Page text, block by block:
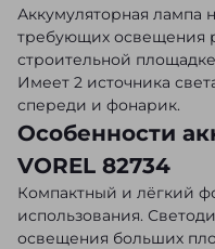
Аккумуляторная лампа
требующих освещения
строительной
Имеет 2 источника
спереди и фонарик.
Особенности
VOREL 82734
Компактный и лёгкий
использования.
освещения больших